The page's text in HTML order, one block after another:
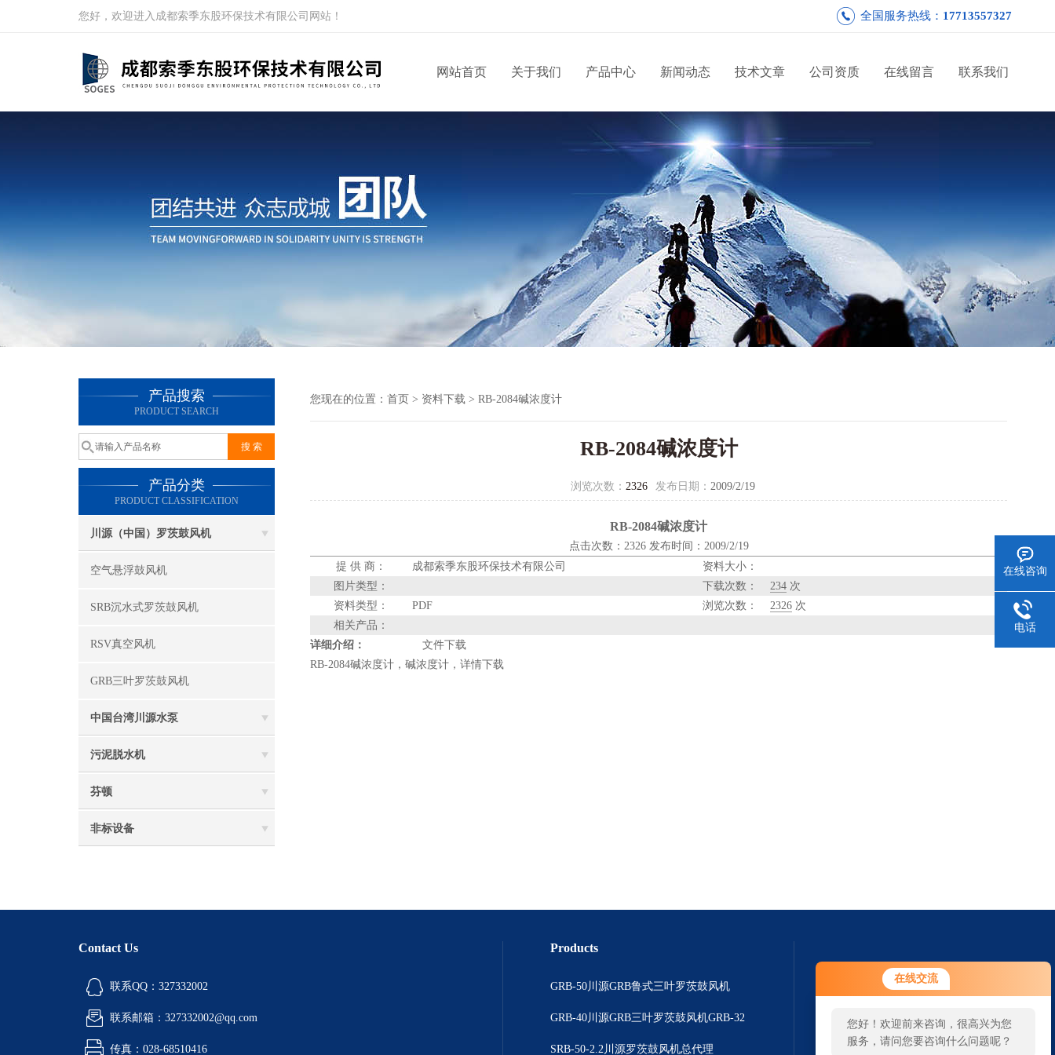
在线交流
您好！欢迎前来咨询，很高兴为您
服务，请问您要咨询什么问题呢？
您好，欢迎进入成都索季东股环保技术有限公司网站！ 全国服务热线： 17713557327
网站首页 关于我们 产品中心 新闻动态 技术文章 公司资质 在线留言 联系我们
产品搜索
PRODUCT SEARCH
产品分类
PRODUCT CLASSIFICATION
川源（中国）罗茨鼓风机
空气悬浮鼓风机
SRB沉水式罗茨鼓风机
RSV真空风机
GRB三叶罗茨鼓风机
中国台湾川源水泵
污泥脱水机
芬顿
非标设备
您现在的位置： 首页 > 资料下载 > RB-2084碱浓度计
RB-2084碱浓度计
浏览次数： 2326 发布日期： 2009/2/19
RB-2084碱浓度计
点击次数：2326 发布时间：2009/2/19
提 供 商：
成都索季东股环保技术有限公司
资料大小：
图片类型：
下载次数： 234 次
资料类型：
PDF 浏览次数： 2326 次
相关产品：
详细介绍：
文件下载
RB-2084碱浓度计，碱浓度计，详情下载
Contact Us
联系QQ：327332002
联系邮箱：327332002@qq.com
传真：028-68510416
Products
GRB-50川源GRB鲁式三叶罗茨鼓风机
GRB-40川源GRB三叶罗茨鼓风机GRB-32
SRB-50-2.2川源罗茨鼓风机总代理
在线咨询
电话